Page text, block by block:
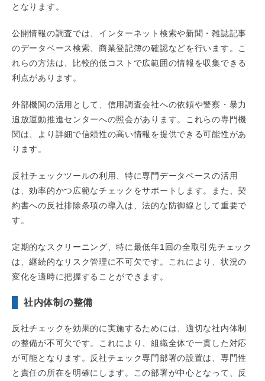
となります。
公開情報の調査では、インターネット検索や新聞・雑誌記事
のデータベース検索、商業登記簿の確認などを行います。こ
れらの方法は、比較的低コストで広範囲の情報を収集できる
利点があります。
外部機関の活用として、信用調査会社への依頼や警察・暴力
追放運動推進センターへの照会があります。これらの専門機
関は、より詳細で信頼性の高い情報を提供できる可能性があ
ります。
反社チェックツールの利用、特に専門データベースの活用
は、効率的かつ広範なチェックをサポートします。また、契
約書への反社排除条項の導入は、法的な防御線として重要で
す。
定期的なスクリーニング、特に最低年1回の全取引先チェック
は、継続的なリスク管理に不可欠です。これにより、状況の
変化を適時に把握することができます。
社内体制の整備
反社チェックを効果的に実施するためには、適切な社内体制
の整備が不可欠です。これにより、組織全体で一貫した対応
が可能となります。反社チェック専門部署の設置は、専門性
と責任の所在を明確にします。この部署が中心となって、反